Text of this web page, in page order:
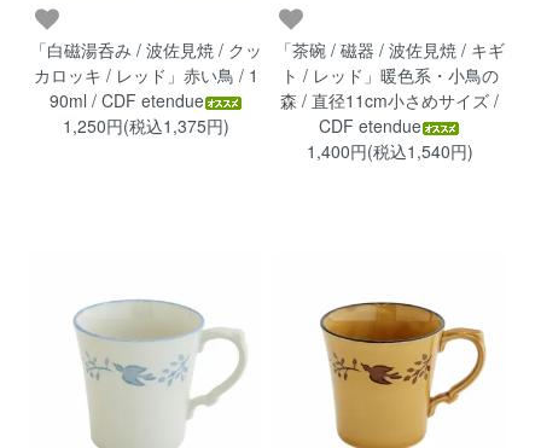
「白磁湯呑み / 波佐見焼 / クッ
カロッキ / レッド」赤い鳥 / 1
90ml / CDF etendue
1,250円(税込1,375円)
「茶碗 / 磁器 / 波佐見焼 / キギ
ト / レッド」暖色系・小鳥の
森 / 直径11cm小さめサイズ /
CDF etendue
1,400円(税込1,540円)